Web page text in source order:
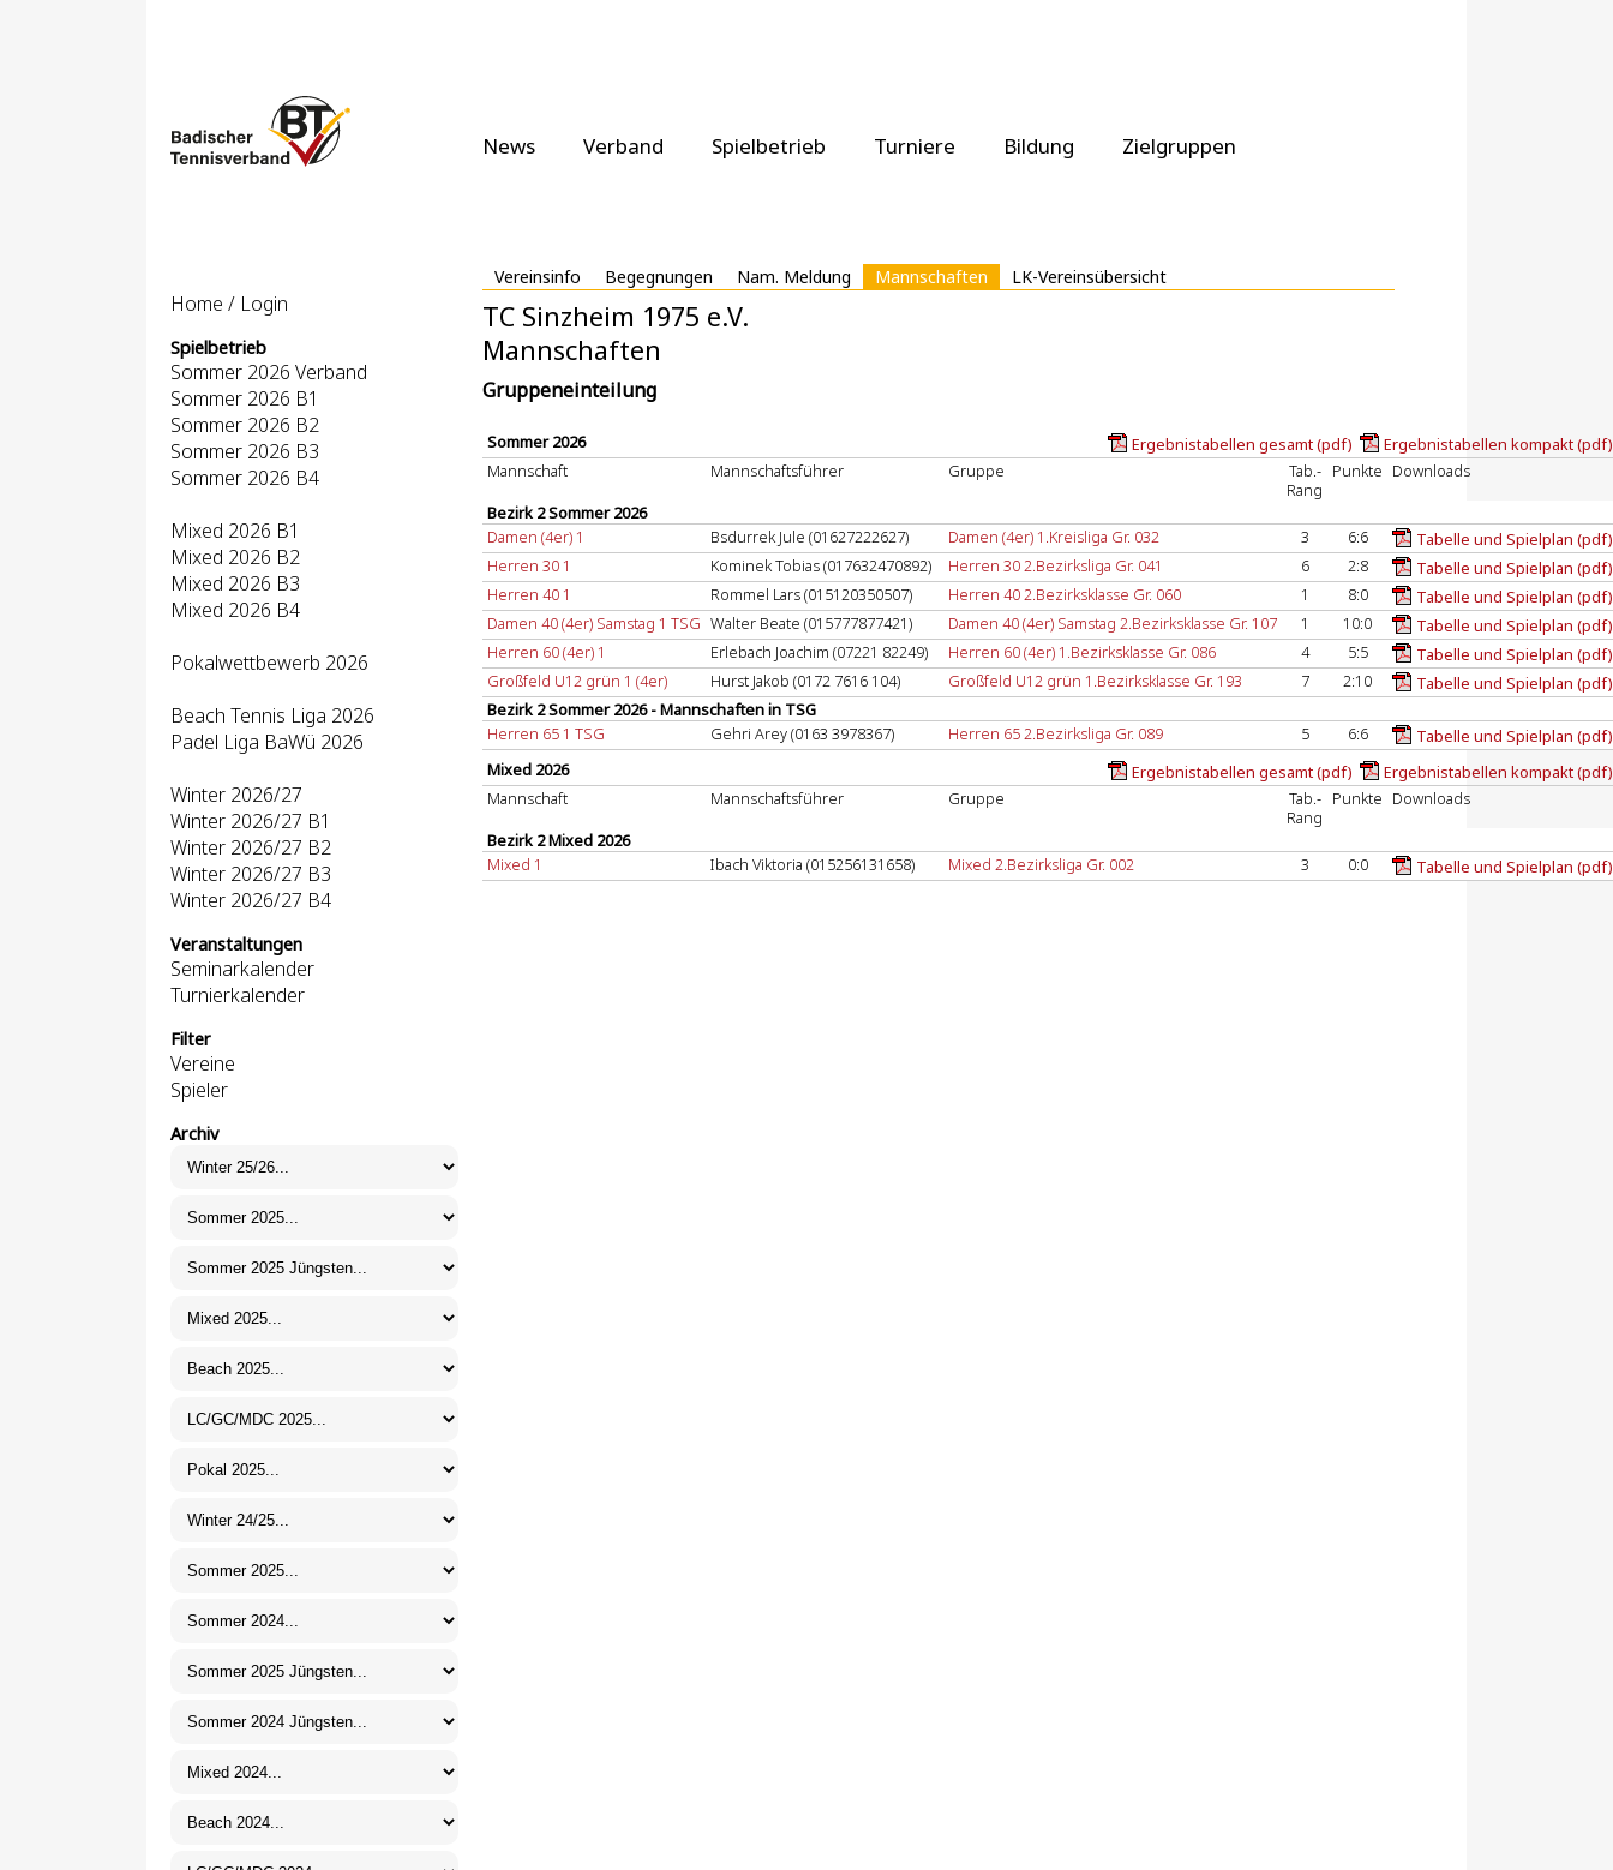
News Verband Spielbetrieb Turniere Bildung Zielgruppen
Vereinsinfo Begegnungen Nam. Meldung Mannschaften LK-Vereinsübersicht
Home / Login
Spielbetrieb
Sommer 2026 Verband
Sommer 2026 B1
Sommer 2026 B2
Sommer 2026 B3
Sommer 2026 B4
Mixed 2026 B1
Mixed 2026 B2
Mixed 2026 B3
Mixed 2026 B4
Pokalwettbewerb 2026
Beach Tennis Liga 2026
Padel Liga BaWü 2026
Winter 2026/27
Winter 2026/27 B1
Winter 2026/27 B2
Winter 2026/27 B3
Winter 2026/27 B4
Veranstaltungen
Seminarkalender
Turnierkalender
Filter
Vereine
Spieler
Archiv
TC Sinzheim 1975 e.V.
Mannschaften
Gruppeneinteilung
Sommer 2026 Ergebnistabellen gesamt (pdf)
Ergebnistabellen kompakt (pdf)
Mannschaft
Mannschaftsführer Gruppe
Tab.-
Rang
Punkte Downloads
Bezirk 2 Sommer 2026
Damen (4er) 1
Bsdurrek Jule (01627222627) Damen (4er) 1.Kreisliga Gr. 032 3 6:6
Tabelle und Spielplan (pdf)
Herren 30 1
Kominek Tobias (017632470892) Herren 30 2.Bezirksliga Gr. 041 6 2:8
Tabelle und Spielplan (pdf)
Herren 40 1
Rommel Lars (015120350507) Herren 40 2.Bezirksklasse Gr. 060 1 8:0
Tabelle und Spielplan (pdf)
Damen 40 (4er) Samstag 1 TSG Walter Beate (015777877421) Damen 40 (4er) Samstag 2.Bezirksklasse Gr. 107 1 10:0
Tabelle und Spielplan (pdf)
Herren 60 (4er) 1
Erlebach Joachim (07221 82249) Herren 60 (4er) 1.Bezirksklasse Gr. 086 4 5:5
Tabelle und Spielplan (pdf)
Großfeld U12 grün 1 (4er)
Hurst Jakob (0172 7616 104) Großfeld U12 grün 1.Bezirksklasse Gr. 193 7 2:10
Tabelle und Spielplan (pdf)
Bezirk 2 Sommer 2026 - Mannschaften in TSG
Herren 65 1 TSG
Gehri Arey (0163 3978367) Herren 65 2.Bezirksliga Gr. 089 5 6:6
Tabelle und Spielplan (pdf)
Mixed 2026
Ergebnistabellen gesamt (pdf)
Ergebnistabellen kompakt (pdf)
Mannschaft
Mannschaftsführer Gruppe
Tab.-
Rang
Punkte Downloads
Bezirk 2 Mixed 2026
Mixed 1
Ibach Viktoria (015256131658) Mixed 2.Bezirksliga Gr. 002 3 0:0 Tabelle und Spielplan (pdf)